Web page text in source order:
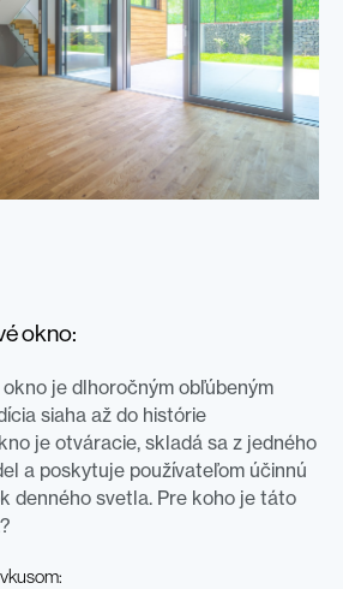
okno:
je dlhoročným obľúbeným
siaha až do histórie
je otváracie, skladá sa z jedného
a poskytuje používateľom účinnú
denného svetla. Pre koho je táto